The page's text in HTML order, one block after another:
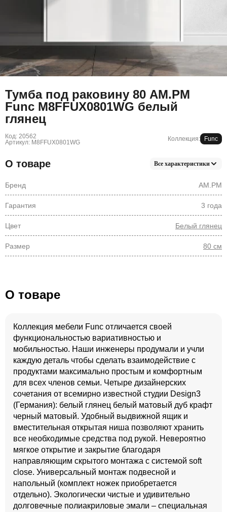
Тумба под раковину 80 AM.PM
Func M8FFUX0801WG белый
глянец
Код: 20562
Артикул: M8FFUX0801WG
Коллекция: Func
О товаре Все характеристики
Бренд AM.PM
Гарантия 3 года
Цвет Белый глянец
Размер 80 см
О товаре
Коллекция мебели Func отличается своей
функциональностью вариативностью и
мобильностью. Наши инженеры продумали и учли
каждую деталь чтобы сделать взаимодействие с
продуктами максимально простым и комфортным
для всех членов семьи. Четыре дизайнерских
сочетания от всемирно известной студии Design3
(Германия): белый глянец белый матовый дуб крафт
черный матовый. Удобный выдвижной ящик и
вместительная открытая ниша позволяют хранить
все необходимые средства под рукой. Невероятно
мягкое открытие и закрытие благодаря
направляющим скрытого монтажа с системой soft
close. Универсальный монтаж подвесной и
напольный (комплект ножек приобретается
отдельно). Экологически чистые и удивительно
долговечные полиакриловые эмали – специальная